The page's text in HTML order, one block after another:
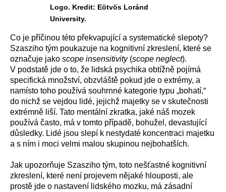
Logo. Kredit: Eötvös Loránd
University.
Co je příčinou této překvapující a systematické slepoty?
Szasziho tým poukazuje na kognitivní zkreslení, které se
označuje jako scope insensitivity (scope neglect).
V podstatě jde o to, že lidská psychika obtížně pojímá
specifická množství, obzvláště pokud jde o extrémy, a
namísto toho používá souhrnné kategorie typu „bohatí,“
do nichž se vejdou lidé, jejichž majetky se v skutečnosti
extrémně liší. Tato mentální zkratka, jaké náš mozek
používá často, má v tomto případě, bohužel, devastující
důsledky. Lidé jsou slepí k nestydaté koncentraci majetku
a s ním i moci velmi malou skupinou nejbohatších.
Jak upozorňuje Szasziho tým, toto nešťastné kognitivní
zkreslení, které není projevem nějaké hlouposti, ale
prostě jde o nastavení lidského mozku, má zásadní